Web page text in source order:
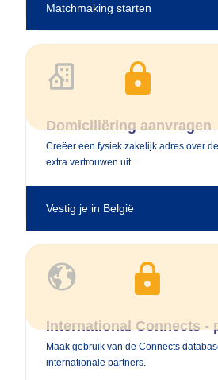
Matchmaking starten
Domiciliëring aanvragen
Creëer een fysiek zakelijk adres over
extra vertrouwen uit.
Vestig je in België
International Connects -
Maak gebruik van de Connects
internationale partners.